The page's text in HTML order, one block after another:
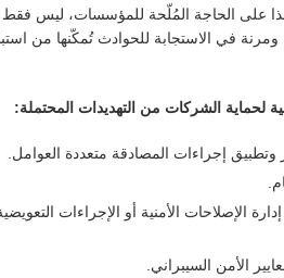
على الحاجة المُلّحة للمؤسسات، ليس فقط
ومرنة في الاستجابة للحوادث تُمكّنها من
لحماية الشركات من التهديدات المحتملة:
إجراءات المصادقة متعددة العوامل.
الإصلاحات الأمنية أو الإجراءات
الأمن السيبراني.